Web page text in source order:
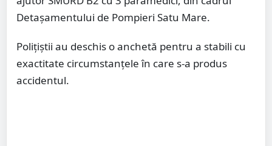
Detașamentului de Pompieri Satu Mare.
Polițiștii au deschis o anchetă pentru a stabili cu
exactitate circumstanțele în care s-a produs
accidentul.